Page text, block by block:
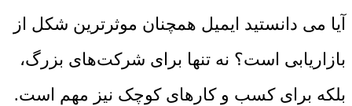
آیا می دانستید ایمیل همچنان موثرترین شکل از
بازاریابی است؟ نه تنها برای شرکت‌های بزرگ،
بلکه برای کسب و کارهای کوچک نیز مهم است.